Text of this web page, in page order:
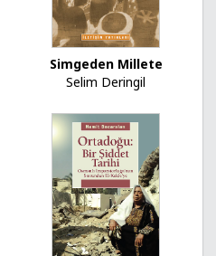
Simgeden Millete
Selim Deringil